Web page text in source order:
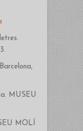
MUSEU
MOLÍ